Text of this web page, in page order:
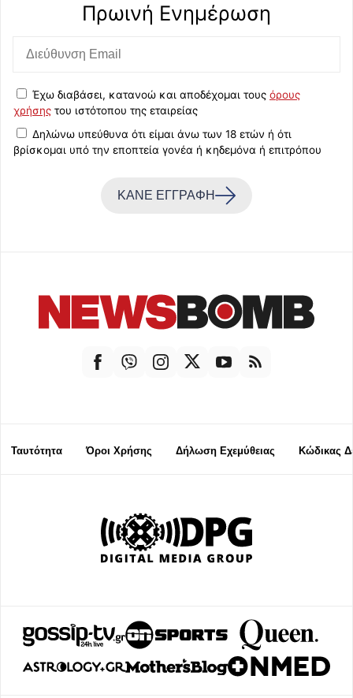
Πρωινή Eνημέρωση
Έχω διαβάσει, κατανοώ και αποδέχομαι τους όρους
χρήσης του ιστότοπου της εταιρείας
Δηλώνω υπεύθυνα ότι είμαι άνω των 18 ετών ή ότι
βρίσκομαι υπό την εποπτεία γονέα ή κηδεμόνα ή επιτρόπου
ΚΑΝΕ ΕΓΓΡΑΦΗ
Ταυτότητα Όροι Χρήσης Δήλωση Εχεμύθειας Κώδικας